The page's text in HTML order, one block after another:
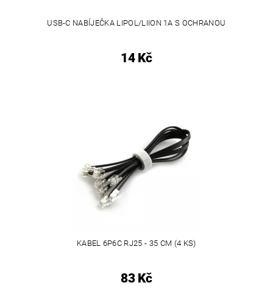
USB-C NABÍJEČKA LIPOL/LIION 1A S OCHRANOU
14 Kč
KABEL 6P6C RJ25 - 35 CM (4 KS)
83 Kč